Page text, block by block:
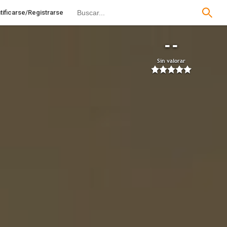
Registrarse
--
Sin valorar